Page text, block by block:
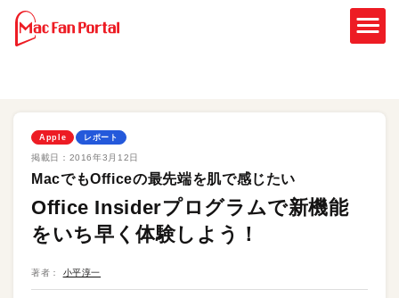
Apple レポート
掲載日： 2016年3月12日
MacでもOfficeの最先端を肌で感じたい
Office Insiderプログラムで新機能
をいち早く体験しよう！
著者： 小平淳一